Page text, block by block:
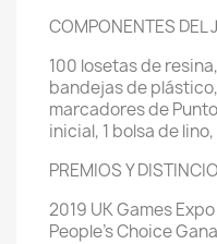
COMPONENTES DEL
100 losetas de
bandejas de
marcadores de
inicial, 1 bolsa de
PREMIOS Y
2019 UK Games
People's Choice